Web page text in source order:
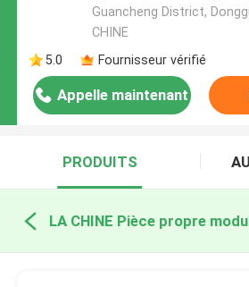
Guancheng District,
CHINE
5.0
Fournisseur vérifié
Appelle maintenant
PRODUITS
LA CHINE Pièce propre